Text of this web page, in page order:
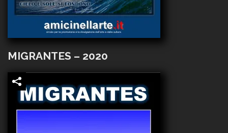
MIGRANTES – 2020